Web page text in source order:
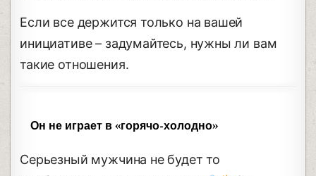
Если все держится только на вашей
инициативе – задумайтесь, нужны ли вам
такие отношения.
Он не играет в «горячо-холодно»
Серьезный мужчина не будет то